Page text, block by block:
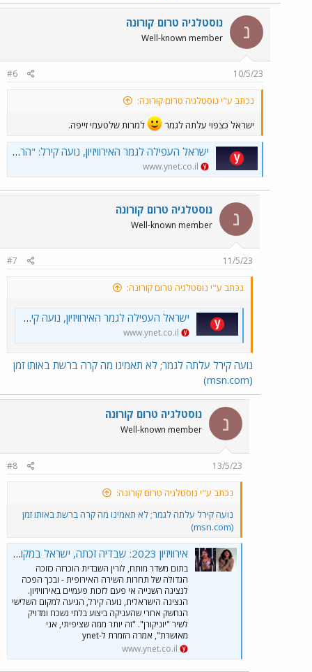
נ נוסטלגיה טרום קורונה
Well-known member
10/5/23
#6
נכתב ע"י נוסטלגיה טרום קורונה:
ישראל כצפוי עלתה לגמר
למרות שלטעמי זייפה.
ישראל העפילה לגמר האירוויזיון, נועה קירל: "הרגשתי כל אחד ואחת מכם איתי"
www.ynet.co.il
נ נוסטלגיה טרום קורונה
Well-known member
11/5/23
#7
נכתב ע"י נוסטלגיה טרום קורונה:
ישראל העפילה לגמר האירוויזיון, נועה קירל: "הרגשתי כל אחד ואחת מכם איתי"
www.ynet.co.il
נועה קירל עלתה לגמר; לא תאמינו מה קרה ברשת באותו זמן
(msn.com)
נ נוסטלגיה טרום קורונה
Well-known member
13/5/23
#8
נכתב ע"י נוסטלגיה טרום קורונה:
נועה קירל עלתה לגמר; לא תאמינו מה קרה ברשת באותו זמן
(msn.com)
אירוויזיון 2023: שבדיה זכתה, ישראל במקום השלישי
בתום משדר מותח, לורין השבדית הוכרזה כזוכה
הגדולה של תחרות השירה האירופית - ובכך הפכה
לנציגה השנייה אי פעם לזכות פעמיים באירוויזיון.
הנציגה הישראלית, נועה קירל, הגיעה למקום השלישי
הנחשק אחרי שהעניקה ביצוע בלתי נשכח ומדויק
לשיר "יוניקורן". "זה יותר ממה שציפיתי, אני
מאושרת", אמרה הזמרת ל-ynet
www.ynet.co.il